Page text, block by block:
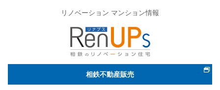
リノベーション マンション情報
相鉄不動産販売